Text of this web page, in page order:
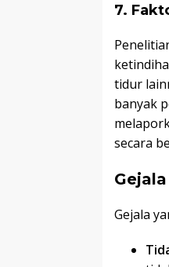
7.
tidur
banyak
secara
Gejala